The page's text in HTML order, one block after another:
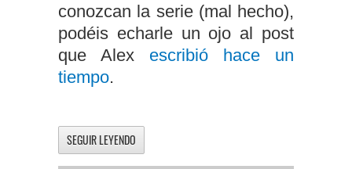
conozcan la serie (mal hecho),
podéis echarle un ojo al post
que Alex escribió hace un
tiempo.
SEGUIR LEYENDO